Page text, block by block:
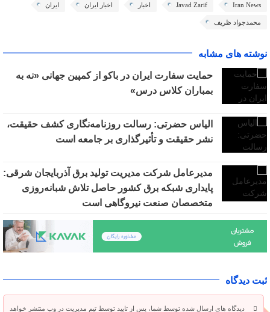
Iran News
Javad Zarif اخبار اخبار ایران ایران
محمدجواد ظریف
نوشته های مشابه
حمایت سفارت ایران در باکو از کمپین جهانی «نه به
بمباران کلاس درس»
الیاس حضرتی: رسالت روزنامه‌نگاری کشف حقیقت،
نشر حقیقت و تأثیرگذاری بر جامعه است
مدیرعامل شرکت مدیریت تولید برق آذربایجان شرقی:
پایداری شبکه برق کشور حاصل تلاش شبانه‌روزی
متخصصان صنعت نیروگاهی است
ثبت دیدگاه
دیدگاه های ارسال شده توسط شما، پس از تایید توسط تیم مدیریت در وب منتشر خواهد